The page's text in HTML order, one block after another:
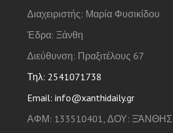
Διαχειριστής: Μαρία Φυσικίδου
Έδρα: Ξάνθη
Διεύθυνση: Πραξιτέλους 67
Τηλ: 2541071738
Email: info@xanthidaily.gr
ΑΦΜ: 133510401, ΔΟΥ: ΞΆΝΘΗΣ